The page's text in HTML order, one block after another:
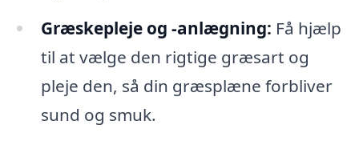
Græskepleje og -anlægning: Få hjælp
til at vælge den rigtige græsart og
pleje den, så din græsplæne forbliver
sund og smuk.